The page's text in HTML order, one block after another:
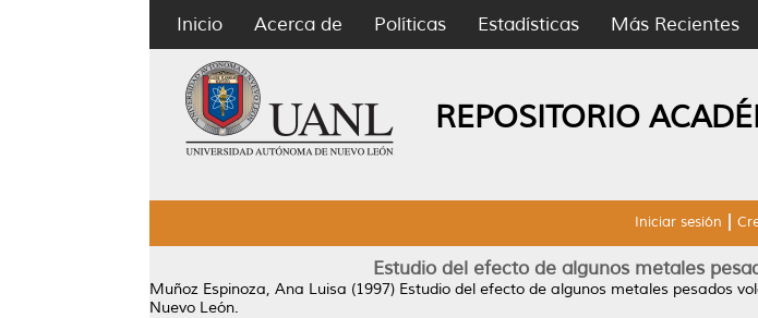
Inicio Acerca de Políticas Estadísticas Más Recientes
REPOSITORIO
Iniciar sesión
Estudio del efecto de algunos metales
Muñoz Espinoza, Ana Luisa (1997) Estudio del efecto de algunos metales pesados
Nuevo León.